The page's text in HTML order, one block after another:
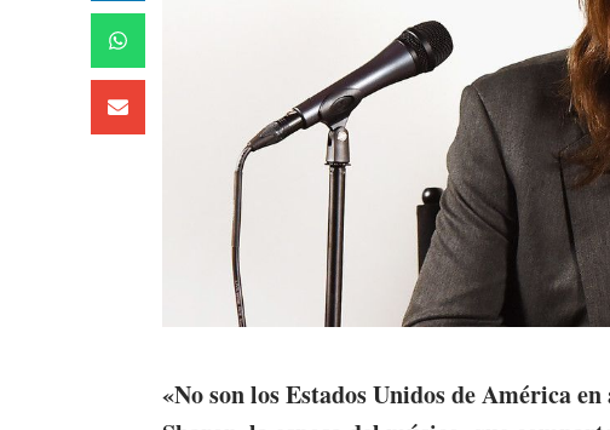
«No son los Estados Unidos de América